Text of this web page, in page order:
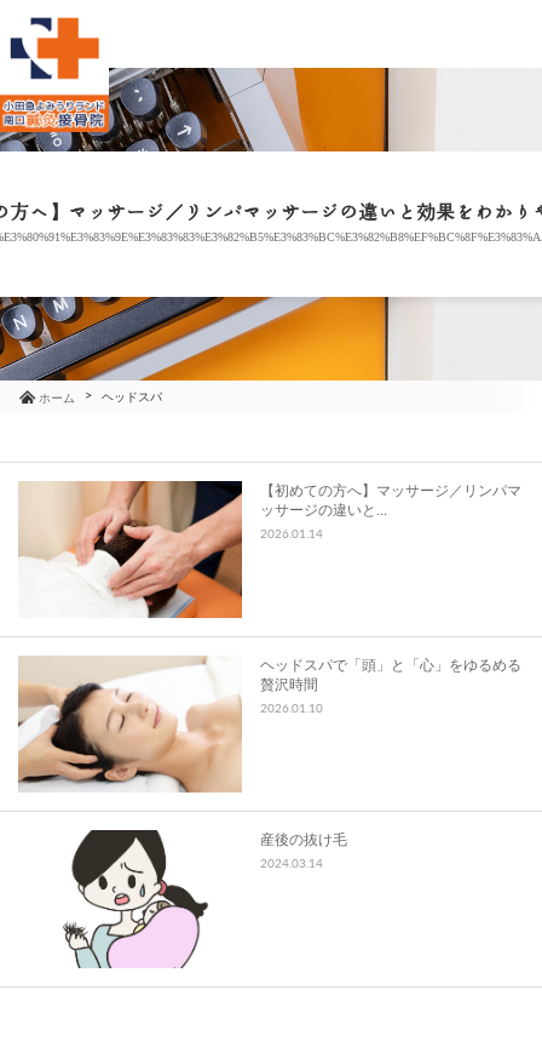
方へ】マッサージ／リンパマッサージの違いと効果をわかり
ホーム ヘッドスパ
【初めての方へ】マッサージ／リンパマ
ッサージの違いと…
2026.01.14
ヘッドスパで「頭」と「心」をゆるめる
贅沢時間
2026.01.10
産後の抜け毛
2024.03.14
当院のご紹介
お知らせ
ブログ
コラム
アクセス
スタッフ募集
お問い合わせ